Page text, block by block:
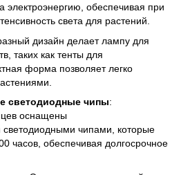
электроэнергию, обеспечивая при
света для растений.
дизайн делает лампу для
таких как тенты для
форма позволяет легко
светодиодные чипы:
оснащены
светодиодными чипами, которые
часов, обеспечивая долгосрочное